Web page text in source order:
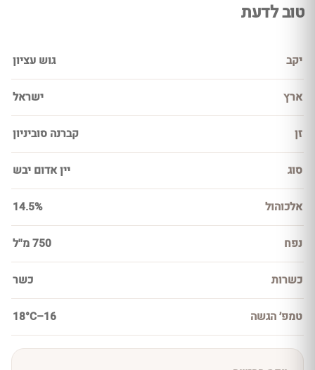
טוב לדעת
יקב גוש עציון
ארץ ישראל
זן קברנה סוביניון
סוג יין אדום יבש
אלכוהול 14.5%
נפח 750 מ''ל
כשרות כשר
טמפ׳ הגשה 16–18°C